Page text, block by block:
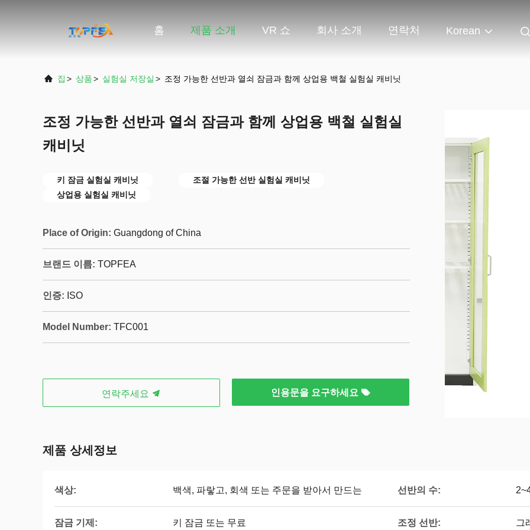
홈 제품 소개 VR 쇼 회사 소개 연락처 Korean
집 > 상품> 실험실 저장실 > 조정 가능한 선반과 열쇠 잠금과 함께 상업용 백철 실험실 캐비닛
조정 가능한 선반과 열쇠 잠금과 함께 상업용 백철 실험실
캐비닛
키 잠금 실험실 캐비닛
조절 가능한 선반 실험실 캐비닛
상업용 실험실 캐비닛
Place of Origin: Guangdong of China
브랜드 이름: TOPFEA
인증: ISO
Model Number: TFC001
연락주세요 인용문을 요구하세요
제품 상세정보
색상: 백색, 파랗고, 회색 또는 주문을 받아서 만드는 선반의 수:
잠금 기제: 키 잠금 또는 무료 조정 선반: 그